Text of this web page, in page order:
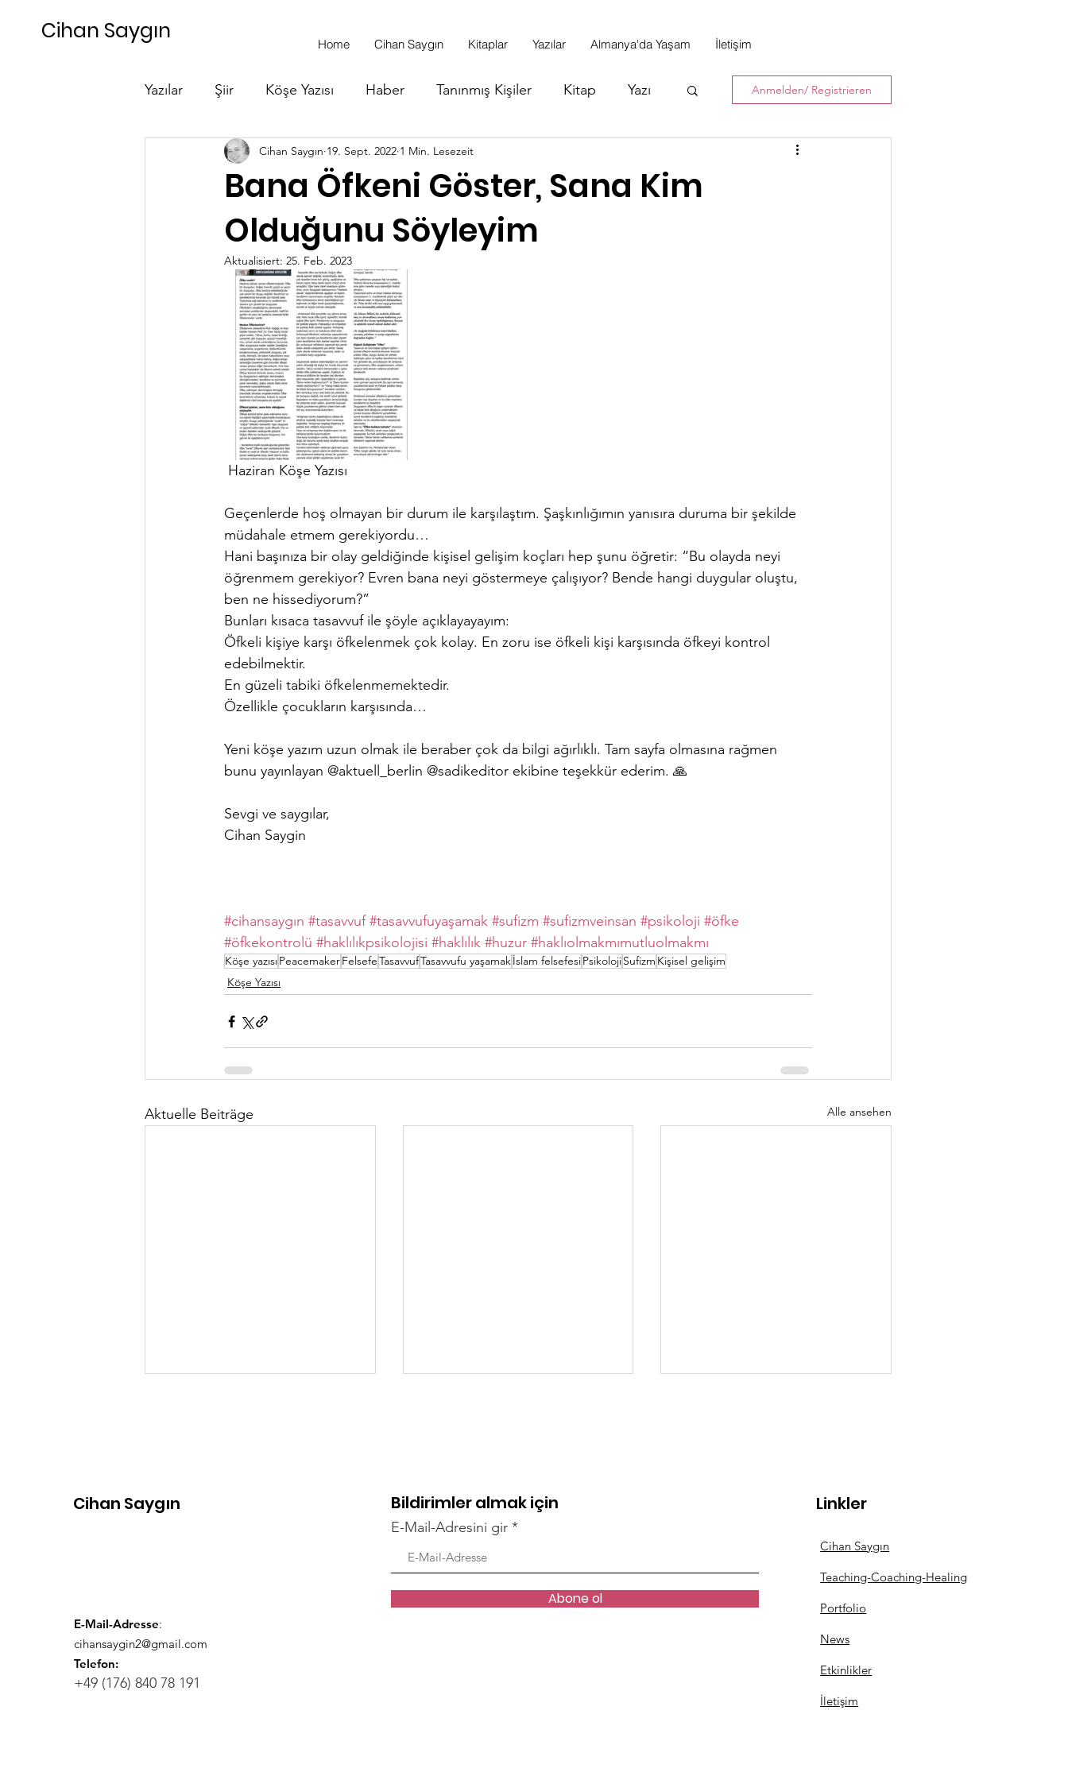
Cihan Saygın Home Cihan Saygın Kitaplar Yazılar Almanya'da Yaşam İletişim
Yazılar Şiir Köşe Yazısı Haber Tanınmış Kişiler Kitap Yazı
Seminer
Anmelden/ Registrieren
Bana Öfkeni Göster, Sana Kim
Olduğunu Söyleyim
Cihan Saygın 19. Sept. 2022 1 Min. Lesezeit
Aktualisiert: 25. Feb. 2023
Haziran Köşe Yazısı
Geçenlerde hoş olmayan bir durum ile karşılaştım. Şaşkınlığımın yanısıra duruma bir şekilde
müdahale etmem gerekiyordu…
Hani başınıza bir olay geldiğinde kişisel gelişim koçları hep şunu öğretir: “Bu olayda neyi
öğrenmem gerekiyor? Evren bana neyi göstermeye çalışıyor? Bende hangi duygular oluştu,
ben ne hissediyorum?”
Bunları kısaca tasavvuf ile şöyle açıklayayayım:
Öfkeli kişiye karşı öfkelenmek çok kolay. En zoru ise öfkeli kişi karşısında öfkeyi kontrol
edebilmektir.
En güzeli tabiki öfkelenmemektedir.
Özellikle çocukların karşısında…
Yeni köşe yazım uzun olmak ile beraber çok da bilgi ağırlıklı. Tam sayfa olmasına rağmen
bunu yayınlayan @aktuell_berlin @sadikeditor ekibine teşekkür ederim. 🙏
Sevgi ve saygılar,
Cihan Saygin
#cihansaygın #tasavvuf #tasavvufuyaşamak #sufizm #sufizmveinsan #psikoloji #öfke
#öfkekontrolü #haklılıkpsikolojisi #haklılık #huzur #haklıolmakmımutluolmakmı
Köşe yazısıPeacemakerFelsefeTasavvufTasavvufu yaşamakİslam felsefesiPsikolojiSufizm Kişisel gelişim
Köşe Yazısı
Aktuelle Beiträge Alle ansehen
KADIN VAR, TARİH VAR
ZAMANLARIN ÇOCUKLARI
Cihan Saygın
E-Mail-Adresse:
cihansaygin2@gmail.com
Telefon:
+49 (176) 840 78 191
Bildirimler almak için
E-Mail-Adresini gir
Abone ol
Linkler
Cihan Saygın
Teaching-Coaching-Healing
Portfolio
News
Etkinlikler
İletişim